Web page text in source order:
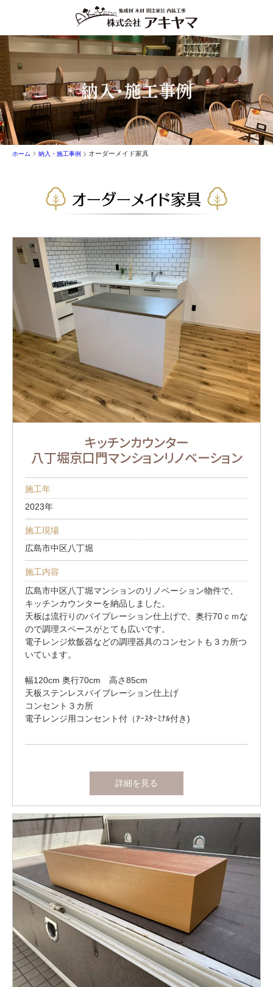
納入・施工事例
ホーム 納入・施工事例 オーダーメイド家具
オーダーメイド家具
キッチンカウンター
八丁堀京口門マンションリノベーション
施工年
2023年
施工現場
広島市中区八丁堀
施工内容
広島市中区八丁堀マンションのリノベーション物件で、
キッチンカウンターを納品しました。
天板は流行りのバイブレーション仕上げで、奥行70ｃｍな
ので調理スペースがとても広いです。
電子レンジ炊飯器などの調理器具のコンセントも３カ所つ
いています。
幅120cm 奥行70cm 高さ85cm
天板ステンレスバイブレーション仕上げ
コンセント３カ所
電子レンジ用コンセント付（ｱｰｽﾀｰﾐﾅﾙ付き)
詳細を見る